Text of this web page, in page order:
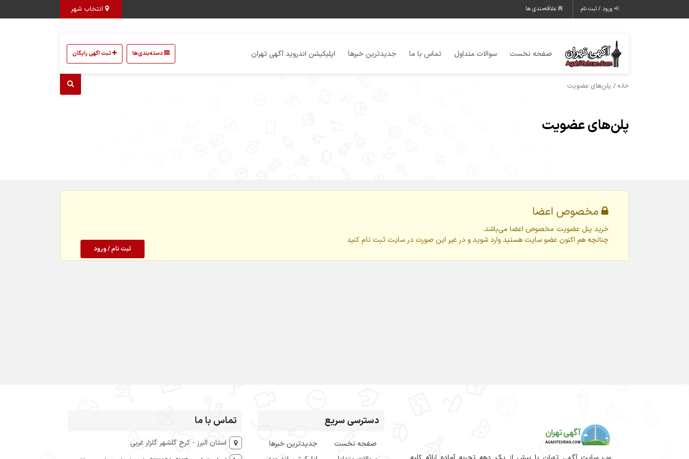
انتخاب شهر ورود / ثبت نام علاقه‌مندی ها
صفحه نخست سوالات متداول تماس با ما جدیدترین خبرها اپلیکیشن اندروید آگهی تهران دسته‌بندی‌ها ثبت اگهی رایگان
خانه / پلن‌های عضویت
پلن‌های عضویت
مخصوص اعضا
خرید پنل عضویت مخصوص اعضا می‌باشد.
چنانچه هم‌ اکنون عضو سایت هستید وارد شوید و در غیر این صورت در سایت ثبت نام کنید
ثبت نام / ورود
دسترسی سریع
صفحه نخست
جدیدترین خبرها
تماس با ما
استان البرز - کرج گلشهر گلزار غربی